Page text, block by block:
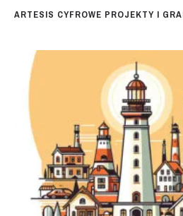
ARTESIS CYFROWE PROJEKTY I